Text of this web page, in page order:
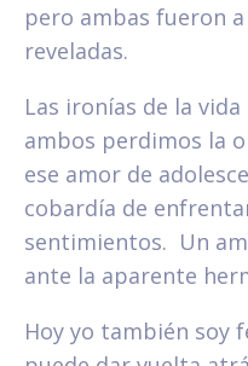
pero ambas fueron
reveladas.
Las ironías de la
ambos perdimos la
ese amor de
cobardía de
sentimientos. Un
ante la aparente
Hoy yo también soy